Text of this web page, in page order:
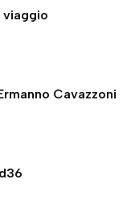
viaggio
Cavazzoni